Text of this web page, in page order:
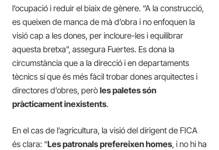
l’ocupació i reduir el biaix de gènere. “A la construcció,
es queixen de manca de mà d’obra i no enfoquen la
visió cap a les dones, per incloure-les i equilibrar
aquesta bretxa”, assegura Fuertes. Es dona la
circumstància que a la direcció i en departaments
tècnics sí que és més fàcil trobar dones arquitectes i
directores d’obres, però les paletes són
pràcticament inexistents.
En el cas de l’agricultura, la visió del dirigent de FICA
és clara: “Les patronals prefereixen homes, i no hi ha